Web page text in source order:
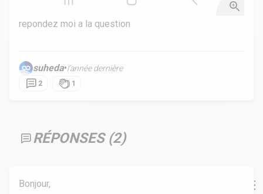
repondez moi a la question
suheda•l’année dernière
2 1
RÉPONSES (2)
Bonjour,